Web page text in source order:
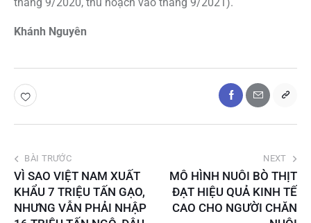
Khánh Nguyên
BÀI TRƯỚC
VÌ SAO VIỆT NAM XUẤT
KHẨU 7 TRIỆU TẤN GẠO,
NHƯNG VẪN PHẢI NHẬP
NEXT
MÔ HÌNH NUÔI BÒ THỊT
ĐẠT HIỆU QUẢ KINH TẾ
CAO CHO NGƯỜI CHĂN